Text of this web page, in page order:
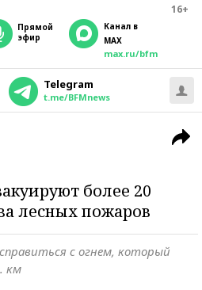
16+
прямой
эфир
Канал в
MAX
max.ru/bfm
Telegram
t.me/BFMnews
более 20
лесных пожаров
с огнем, который
км